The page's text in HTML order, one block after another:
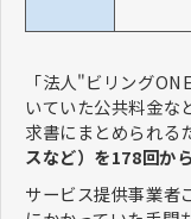
「法人"ビリング
いていた公共料金な
求書にまとめられる
スなど）を178回か
サービス提供事業者